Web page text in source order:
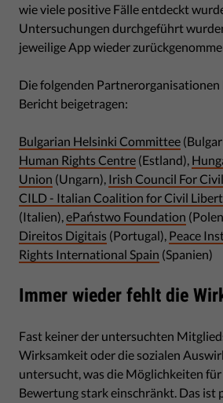
wie viele positive Fälle entdeckt
Untersuchungen durchgeführt
jeweilige App wieder
Die folgenden Partnerorganisationen
Bericht beigetragen:
Bulgarian Helsinki Committee
Human Rights Centre (Estland),
Union (Ungarn), Irish Council For
CILD - Italian Coalition for Civil
(Italien), ePaństwo Foundation
Direitos Digitais (Portugal), Peace
Rights International Spain (Spanien)
Immer wieder fehlt die
Fast keiner der untersuchten
Wirksamkeit oder die sozialen
untersucht, was die Möglichkeiten
Bewertung stark einschränkt. Das ist